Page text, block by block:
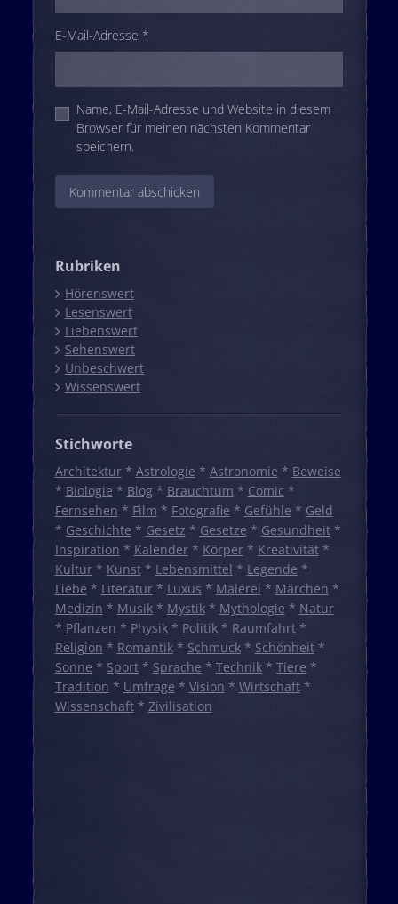
E-Mail-Adresse *
Name, E-Mail-Adresse und Website in diesem
Browser für meinen nächsten Kommentar
speichern.
Rubriken
Hörenswert
Lesenswert
Liebenswert
Sehenswert
Unbeschwert
Wissenswert
Stichworte
Architektur* Astrologie * Astronomie * Beweise
* Biologie * Blog* Brauchtum * Comic *
Fernsehen * Film * Fotografie * Gefühle * Geld
* Geschichte * Gesetz * Gesetze * Gesundheit*
Inspiration * Kalender* Körper* Kreativität*
Kultur* Kunst* Lebensmittel * Legende *
Liebe * Literatur* Luxus * Malerei * Märchen *
Medizin * Musik* Mystik* Mythologie * Natur
* Pflanzen * Physik* Politik* Raumfahrt*
Religion * Romantik* Schmuck* Schönheit*
Sonne * Sport* Sprache * Technik* Tiere *
Tradition * Umfrage * Vision * Wirtschaft*
Wissenschaft* Zivilisation